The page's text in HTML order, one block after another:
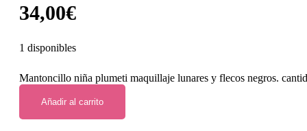
34,00€
1 disponibles
Mantoncillo niña plumeti maquillaje lunares y flecos negros.
Añadir al carrito